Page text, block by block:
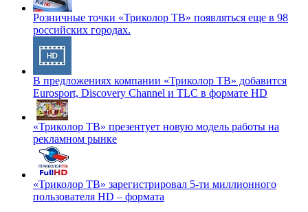
Розничные точки «Триколор ТВ» появляться еще в 98
российских городах.
В предложениях компании «Триколор ТВ» добавится
Eurosport, Discovery Channel и TLC в формате HD
«Триколор ТВ» презентует новую модель работы на
рекламном рынке
«Триколор ТВ» зарегистрировал 5-ти миллионного
пользователя HD – формата